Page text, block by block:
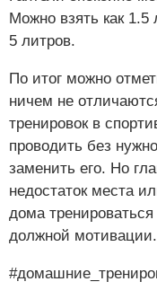
Можно взять как
5 литров.
По итог можно
ничем не
тренировок в
проводить без
заменить его. Но
недостаток места
дома
должной мотивации.